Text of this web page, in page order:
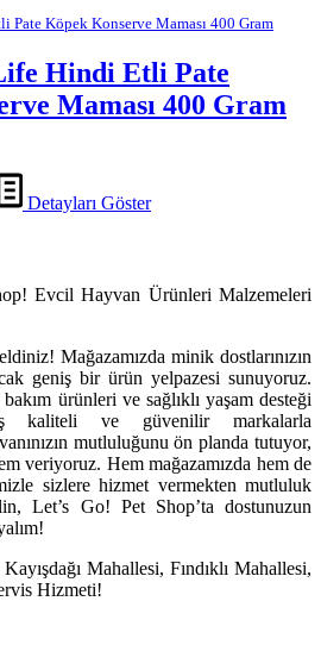
Köpek Konserve Maması 400 Gram
Hindi Etli Pate
Maması 400 Gram
Detayları Göster
Evcil Hayvan Ürünleri Malzemeleri
Mağazamızda minik dostlarınızın
geniş bir ürün yelpazesi sunuyoruz.
ürünleri ve sağlıklı yaşam desteği
kaliteli ve güvenilir markalarla
mutluluğunu ön planda tutuyor,
veriyoruz. Hem mağazamızda hem de
sizlere hizmet vermekten mutluluk
Let’s Go! Pet Shop’ta dostunuzun
Mahallesi, Fındıklı Mahallesi,
Hizmeti!